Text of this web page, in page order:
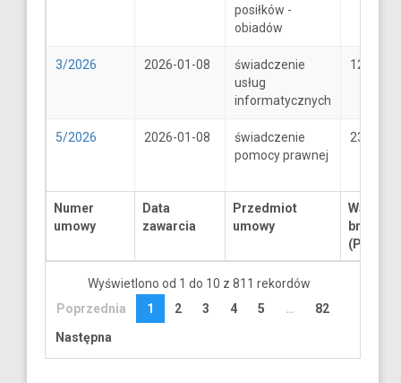
Numer
umowy
Data
zawarcia
Przedmiot
umowy
Wartość
brutto
(PLN)
posiłków -
obiadów
3/2026 2026-01-08
świadczenie
usług
informatycznych
1250
5/2026 2026-01-08
świadczenie
pomocy prawnej
2300
Wyświetlono od 1 do 10 z 811 rekordów
Poprzednia
1 2 3 4 5 …
82
Następna